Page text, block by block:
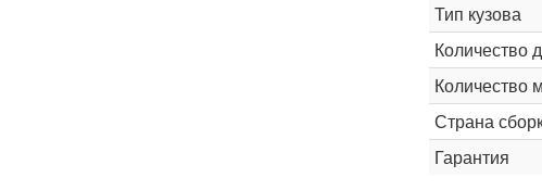
Тип кузова
Количество
Количество
Страна
Гарантия